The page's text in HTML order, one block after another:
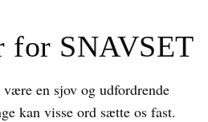
for SNAVSET
en sjov og udfordrende
kan visse ord sætte os fast.